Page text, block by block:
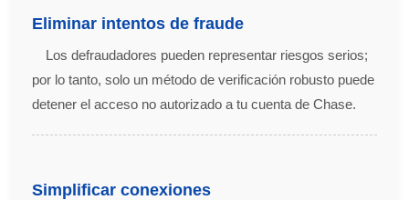
Eliminar intentos de fraude
Los defraudadores pueden representar riesgos serios;
por lo tanto, solo un método de verificación robusto puede
detener el acceso no autorizado a tu cuenta de Chase.
Simplificar conexiones